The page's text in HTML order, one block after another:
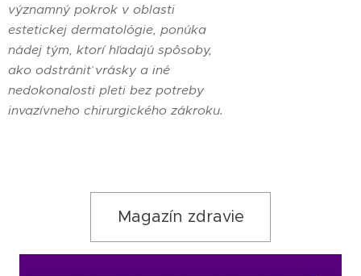
významný pokrok v oblasti
estetickej dermatológie, ponúka
nádej tým, ktorí hľadajú spôsoby,
ako odstrániť vrásky a iné
nedokonalosti pleti bez potreby
invazívneho chirurgického zákroku.
Magazín zdravie